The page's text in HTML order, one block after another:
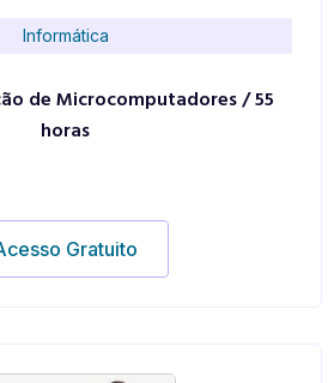
Informática
de Microcomputadores / 55
horas
Gratuito